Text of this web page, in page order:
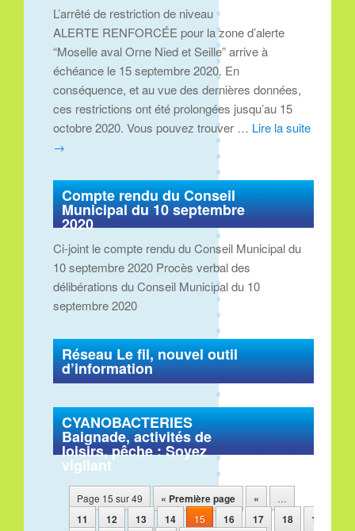
L’arrêté de restriction de niveau
ALERTE RENFORCÉE pour la zone d’alerte
“Moselle aval Orne Nied et Seille” arrive à
échéance le 15 septembre 2020. En
conséquence, et au vue des dernières données,
ces restrictions ont été prolongées jusqu’au 15
octobre 2020. Vous pouvez trouver … Lire la suite
→
Compte rendu du Conseil
Municipal du 10 septembre
2020
Ci-joint le compte rendu du Conseil Municipal du
10 septembre 2020 Procès verbal des
délibérations du Conseil Municipal du 10
septembre 2020
Réseau Le fil, nouvel outil
d’information
CYANOBACTERIES
Baignade, activités de
loisirs, pêche : Soyez
vigilant
Navigation des articles
Page 15 sur 49 « Première page « …
11 12 13 14 15 16 17 18 19